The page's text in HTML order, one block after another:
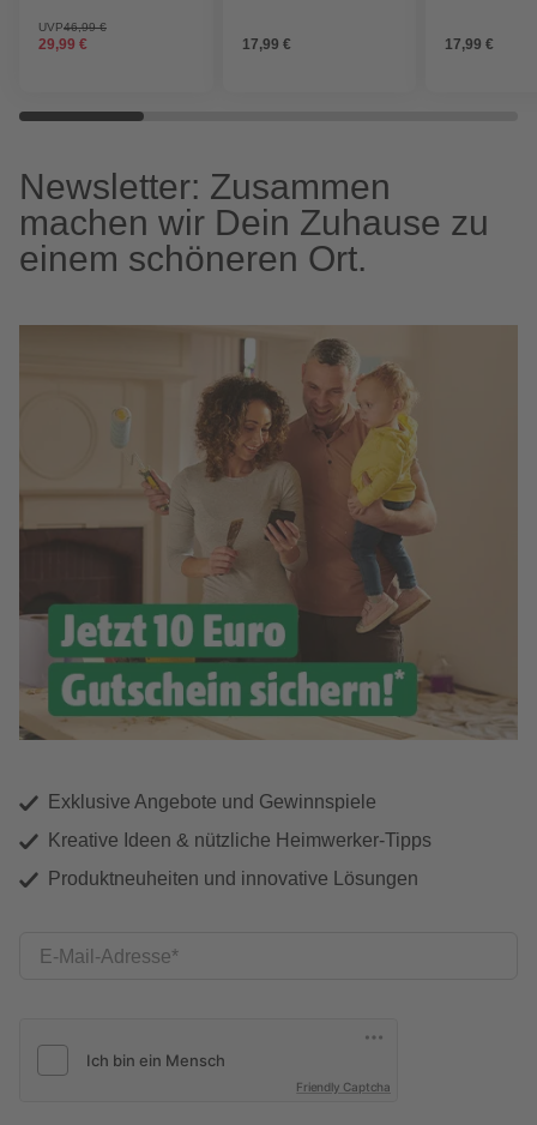
UVP46,99 €
29,99 € 17,99 €
17,99 €
Newsletter: Zusammen
machen wir Dein Zuhause zu
einem schöneren Ort.
Exklusive Angebote und Gewinnspiele
Kreative Ideen & nützliche Heimwerker-Tipps
Produktneuheiten und innovative Lösungen
E-Mail-Adresse
Friendly Captcha